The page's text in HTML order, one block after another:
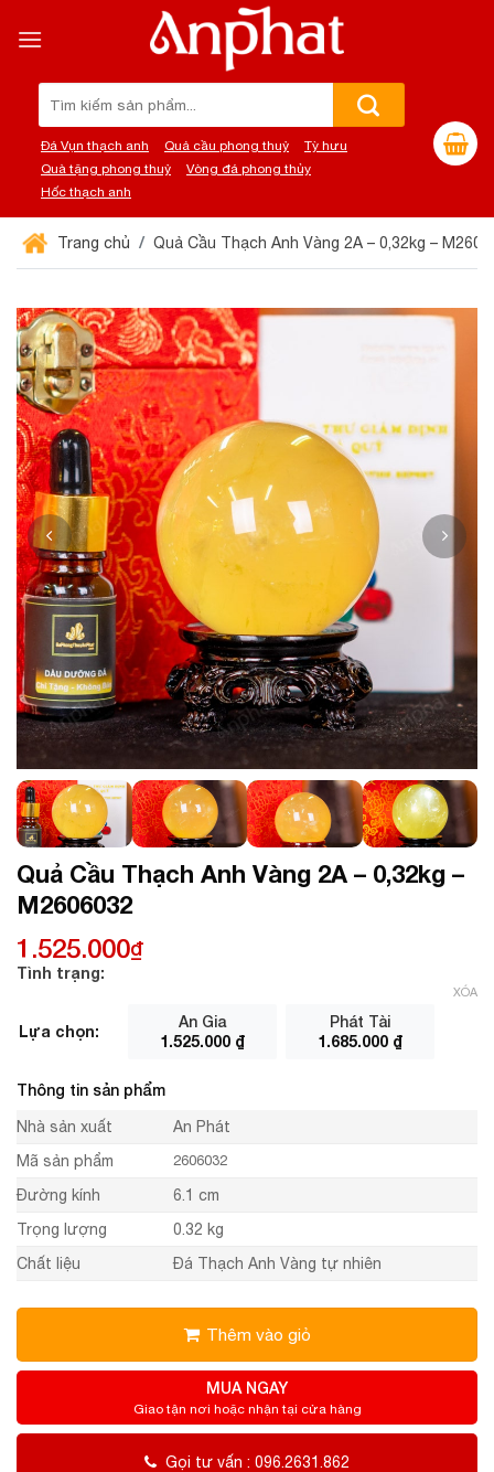
đến
Đá Vụn thạch anh Quả cầu phong thuỷ
Tỳ hưu
Quà tặng phong thuỷ
Vòng đá phong thủy
Hốc thạch anh
Trang chủ Quả Cầu Thạch Anh Vàng 2A – 0,32kg –
Quả Cầu Thạch Anh Vàng 2A – 0,32kg –
M2606032
1.525.000₫
Tình trạng:
Lựa chọn:
An Gia
1.525.000 ₫
Phát Tài
1.685.000 ₫
XÓA
Thông tin sản phẩm
Nhà sản xuất
An Phát
Mã sản phẩm
2606032
Đường kính
6.1 cm
Trọng lượng
0.32 kg
Chất liệu
Đá Thạch Anh Vàng tự nhiên
Thêm vào giỏ
MUA NGAY
Giao tận nơi hoặc nhận tại cửa hàng
Gọi tư vấn : 096.2631.862